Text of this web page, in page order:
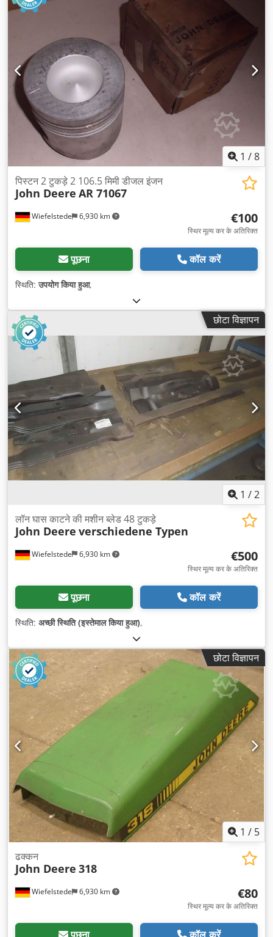
1 /8
Wiefelstede 6,930 km
पिस्टन 2 टुकड़े 2 106.5 मिमी डीजल इंजन
John Deere AR 71067
€100
स्थिर मूल्य कर के अतिरिक्त
पूछना कॉल करें
स्थिति:उपयोग किया हुआ,
छोटा विज्ञापन
1 /2
Wiefelstede 6,930 km
लॉन घास काटने की मशीन ब्लेड 48 टुकड़े
John Deere verschiedene Typen
€500
स्थिर मूल्य कर के अतिरिक्त
पूछना कॉल करें
स्थिति: अच्छी स्थिति (इस्तेमाल किया हुआ),
छोटा विज्ञापन
1 / 5
Wiefelstede 6,930 km
ढक्कन
John Deere 318
€80
स्थिर मूल्य कर के अतिरिक्त